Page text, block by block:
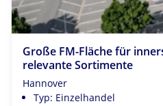
Große FM-Fläche für
relevante Sortimente
Hannover
Typ: Einzelhandel